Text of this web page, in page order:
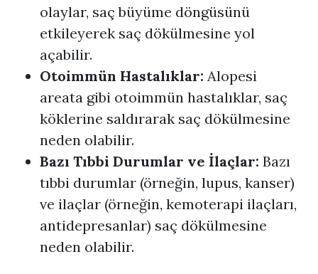
olaylar, saç büyüme döngüsünü
etkileyerek saç dökülmesine yol
açabilir.
Otoimmün Hastalıklar: Alopesi
areata gibi otoimmün hastalıklar, saç
köklerine saldırarak saç dökülmesine
neden olabilir.
Bazı Tıbbi Durumlar ve İlaçlar: Bazı
tıbbi durumlar (örneğin, lupus, kanser)
ve ilaçlar (örneğin, kemoterapi ilaçları,
antidepresanlar) saç dökülmesine
neden olabilir.